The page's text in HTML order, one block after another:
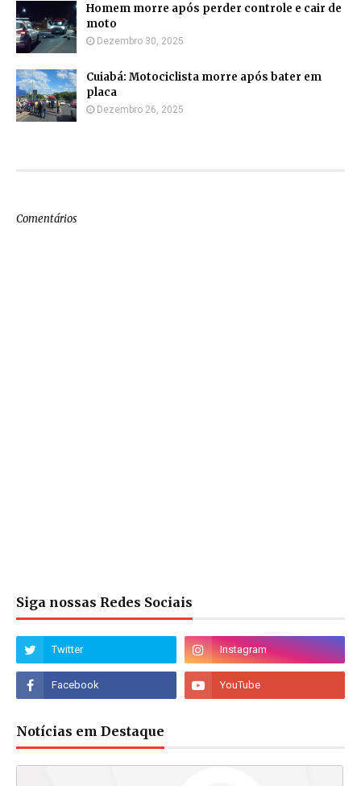
Homem morre após perder controle e cair de
moto
Dezembro 30, 2025
Cuiabá: Motociclista morre após bater em
placa
Dezembro 26, 2025
Comentários
Siga nossas Redes Sociais
Notícias em Destaque